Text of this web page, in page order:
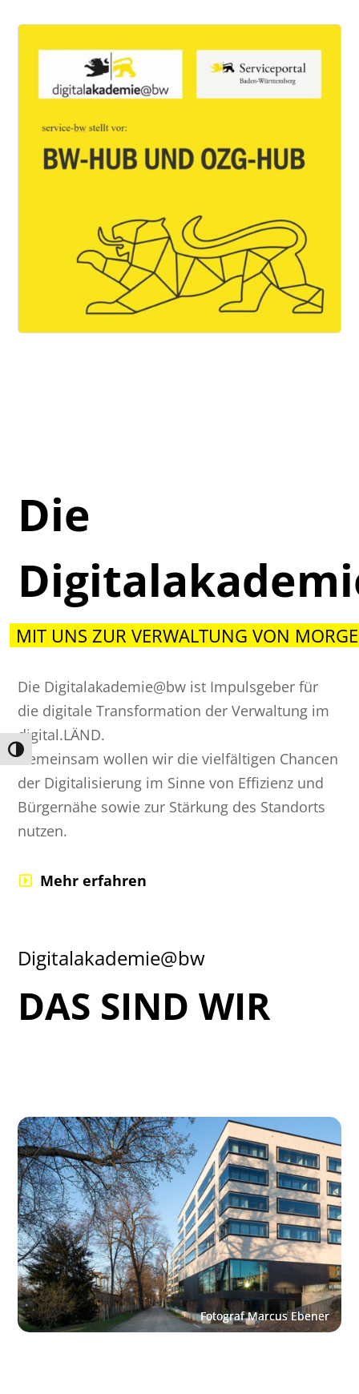
Umschalten auf hohe Kontraste
Die
MIT UNS ZUR VERWALTUNG VON
Die Digitalakademie@bw ist Impulsgeber für
die digitale Transformation der Verwaltung im
digital.LÄND.
Gemeinsam wollen wir die vielfältigen Chancen
der Digitalisierung im Sinne von Effizienz und
Bürgernähe sowie zur Stärkung des Standorts
nutzen.
Mehr erfahren
Digitalakademie@bw
DAS SIND WIR